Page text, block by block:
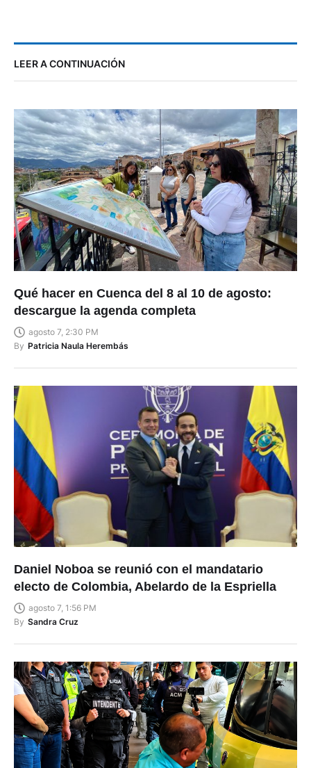
LEER A CONTINUACIÓN
Qué hacer en Cuenca del 8 al 10 de agosto:
descargue la agenda completa
agosto 7, 2:30 PM
By Patricia Naula Herembás
Daniel Noboa se reunió con el mandatario
electo de Colombia, Abelardo de la Espriella
agosto 7, 1:56 PM
By Sandra Cruz